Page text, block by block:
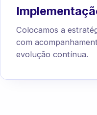
Colocamos a
com
evolução contínua.